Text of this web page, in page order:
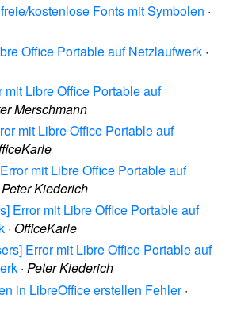
kostenlose Fonts mit Symbolen ·
Office Portable auf Netzlaufwerk ·
mit Libre Office Portable auf
Merschmann
mit Libre Office Portable auf
mit Libre Office Portable auf
Peter Kiederich
Error mit Libre Office Portable auf
· OfficeKarle
Error mit Libre Office Portable auf
· Peter Kiederich
in LibreOffice erstellen Fehler·